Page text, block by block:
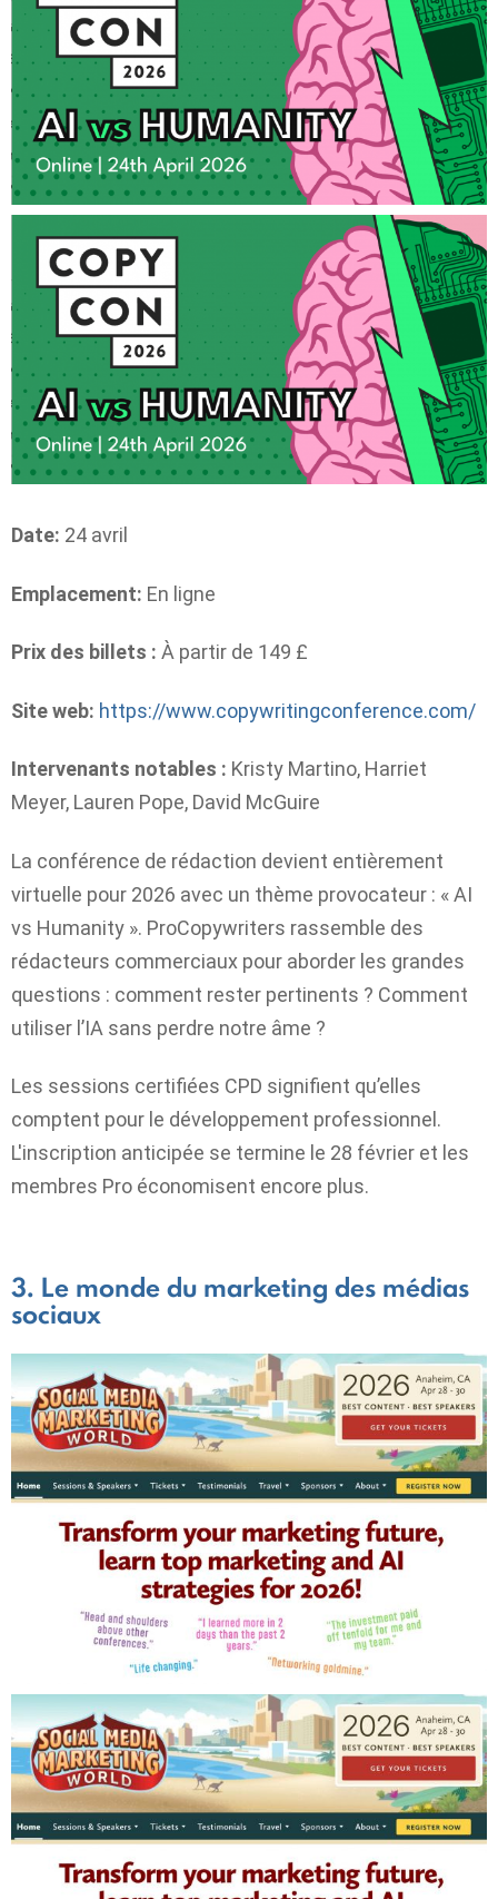
Date: 24 avril
Emplacement: En ligne
Prix ​​des billets : À partir de 149 £
Site web: https://www.copywritingconference.com/
Intervenants notables : Kristy Martino, Harriet
Meyer, Lauren Pope, David McGuire
La conférence de rédaction devient entièrement
virtuelle pour 2026 avec un thème provocateur : « AI
vs Humanity ». ProCopywriters rassemble des
rédacteurs commerciaux pour aborder les grandes
questions : comment rester pertinents ? Comment
utiliser l’IA sans perdre notre âme ?
Les sessions certifiées CPD signifient qu’elles
comptent pour le développement professionnel.
L'inscription anticipée se termine le 28 février et les
membres Pro économisent encore plus.
3. Le monde du marketing des médias
sociaux